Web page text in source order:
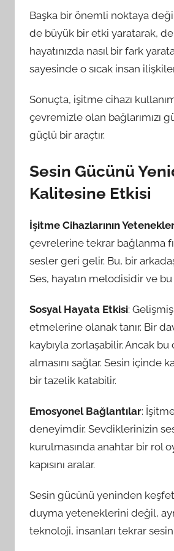
Başka bir önemli noktaya
de büyük bir etki yaratarak,
hayatınızda nasıl bir fark
sayesinde o sıcak insan
Sonuçta, işitme cihazı
çevremizle olan bağlarımızı
güçlü bir araçtır.
Sesin Gücünü
Kalitesine Etkisi
İşitme Cihazlarının
çevrelerine tekrar bağlanma
sesler geri gelir. Bu, bir
Ses, hayatın melodisidir ve
Sosyal Hayata Etkisi:
etmelerine olanak tanır. Bir
kaybıyla zorlaşabilir. Ancak
almasını sağlar. Sesin içinde
bir tazelik katabilir.
Emosyonel Bağlantılar:
deneyimdir. Sevdiklerinizin
kurulmasında anahtar bir rol
kapısını aralar.
Sesin gücünü yeninden
duyma yeteneklerini değil,
teknoloji, insanları tekrar